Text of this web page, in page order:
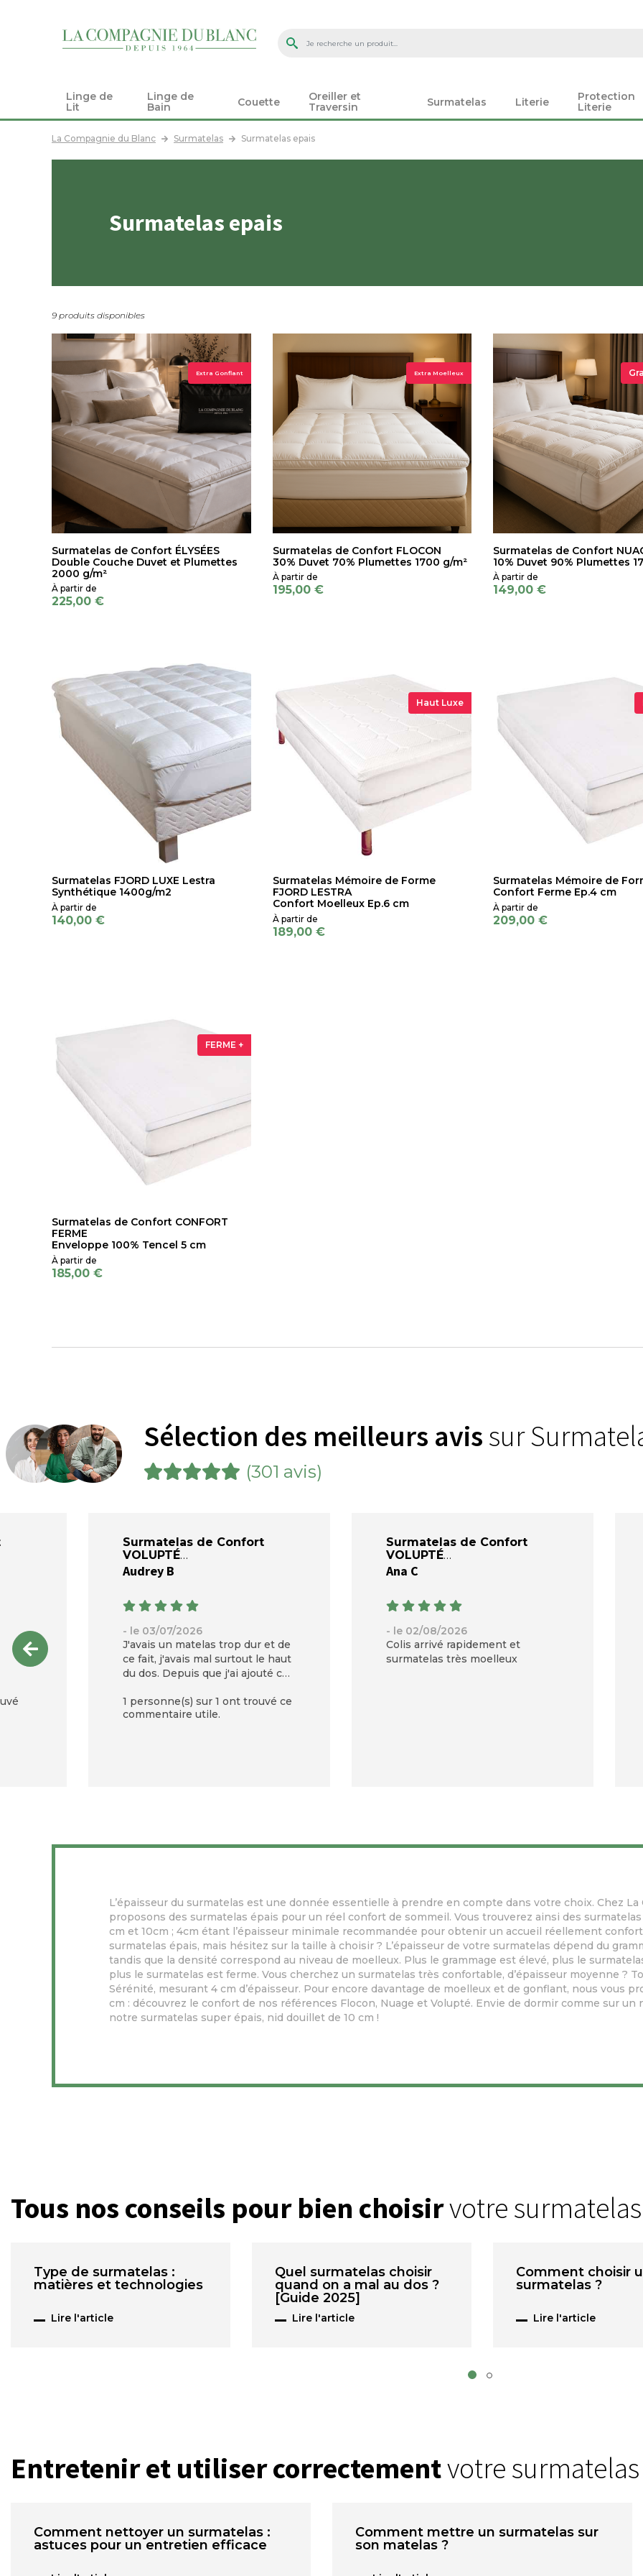
Linge de
Lit
Linge de
Bain
Couette
Oreiller et
Traversin
Surmatelas Literie
Protection
Literie
La Compagnie du Blanc Surmatelas Surmatelas epais
Surmatelas epais
9 produits disponibles
Extra Gonflant
Surmatelas de Confort ÉLYSÉES
Double Couche Duvet et Plumettes
2000 g/m²
225,00 €
Extra Moelleux
Surmatelas de Confort FLOCON
30% Duvet 70% Plumettes 1700 g/m²
195,00 €
Surmatelas de Confort
10% Duvet 90% Plumettes
149,00 €
Surmatelas FJORD LUXE Lestra
Synthétique 1400g/m2
140,00 €
Haut Luxe
Surmatelas Mémoire de Forme
FJORD LESTRA
Confort Moelleux Ep.6 cm
189,00 €
Surmatelas Mémoire de
Confort Ferme Ep.4 cm
209,00 €
FERME +
Surmatelas de Confort CONFORT
FERME
Enveloppe 100% Tencel 5 cm
185,00 €
Sélection des meilleurs avis sur
(301 avis)
Surmatelas de Confort
VOLUPTÉ
Audrey B
- le 03/07/2026
J'avais un matelas trop dur et de
ce fait, j'avais mal surtout le haut
du dos. Depuis que j'ai ajouté ce
plus mal.
1 personne(s) sur 1 ont trouvé ce
commentaire utile.
Surmatelas de Confort
VOLUPTÉ
Ana C
- le 02/08/2026
Colis arrivé rapidement et
surmatelas très moelleux
L’épaisseur du surmatelas est une donnée essentielle à prendre en compte dans votre choix. Chez La
proposons des surmatelas épais pour un réel confort de sommeil. Vous trouverez ainsi des
cm et 10cm ; 4cm étant l’épaisseur minimale recommandée pour obtenir un accueil réellement
surmatelas épais, mais hésitez sur la taille à choisir ? L’épaisseur de votre surmatelas dépend du
tandis que la densité correspond au niveau de moelleux. Plus le grammage est élevé, plus le
plus le surmatelas est ferme. Vous cherchez un surmatelas très confortable, d’épaisseur moyenne ?
Sérénité, mesurant 4 cm d’épaisseur. Pour encore davantage de moelleux et de gonflant, nous vous
cm : découvrez le confort de nos références Flocon, Nuage et Volupté. Envie de dormir comme sur un
notre surmatelas super épais, nid douillet de 10 cm !
Tous nos conseils pour bien choisirvotre surmatelas
Type de surmatelas :
matières et technologies
Lire l'article
Quel surmatelas choisir
quand on a mal au dos ?
[Guide 2025]
Lire l'article
Comment choisir
surmatelas ?
Lire l'article
Entretenir et utiliser correctementvotre surmatelas
Comment nettoyer un surmatelas :
astuces pour un entretien efficace
Comment mettre un surmatelas sur
son matelas ?